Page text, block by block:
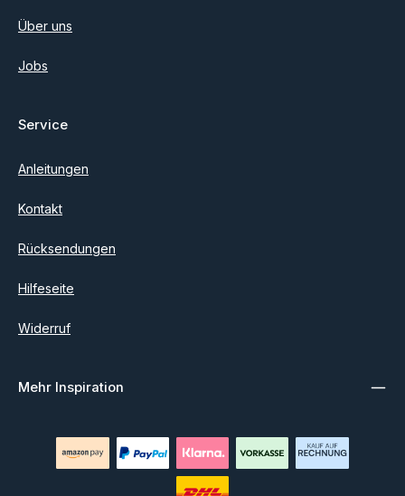
Über uns
Jobs
Service
Anleitungen
Kontakt
Rücksendungen
Hilfeseite
Widerruf
Mehr Inspiration